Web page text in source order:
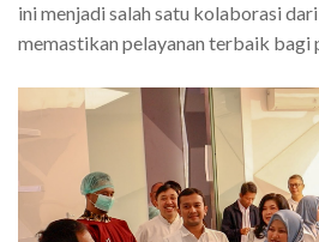
ini menjadi salah satu kolaborasi
memastikan pelayanan terbaik bagi